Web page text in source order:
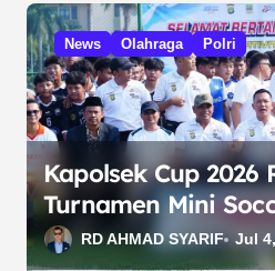
News Olahraga Polri
Kapolsek Cup 2026
Turnamen Mini
Semarakkan HUT
RD AHMAD SYARIF Jul